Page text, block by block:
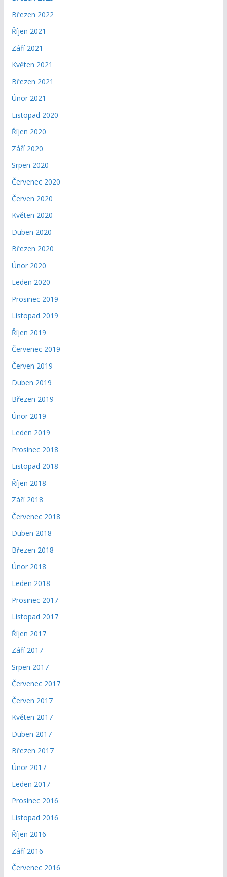
Březen 2022
Říjen 2021
Září 2021
Květen 2021
Březen 2021
Únor 2021
Listopad 2020
Říjen 2020
Září 2020
Srpen 2020
Červenec 2020
Červen 2020
Květen 2020
Duben 2020
Březen 2020
Únor 2020
Leden 2020
Prosinec 2019
Listopad 2019
Říjen 2019
Červenec 2019
Červen 2019
Duben 2019
Březen 2019
Únor 2019
Leden 2019
Prosinec 2018
Listopad 2018
Říjen 2018
Září 2018
Červenec 2018
Duben 2018
Březen 2018
Únor 2018
Leden 2018
Prosinec 2017
Listopad 2017
Říjen 2017
Září 2017
Srpen 2017
Červenec 2017
Červen 2017
Květen 2017
Duben 2017
Březen 2017
Únor 2017
Leden 2017
Prosinec 2016
Listopad 2016
Říjen 2016
Září 2016
Červenec 2016